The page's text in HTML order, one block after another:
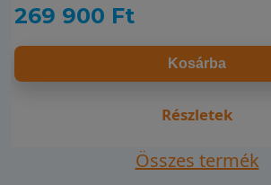
269 900 Ft
Kosárba
Részletek
Összes termék